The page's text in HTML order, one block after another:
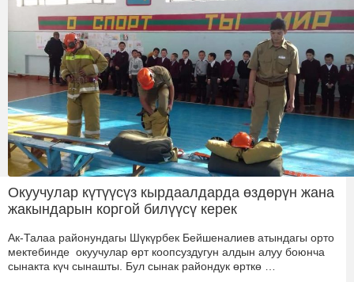
Окуучулар күтүүсүз кырдаалдарда өздөрүн жана
жакындарын коргой билүүсү керек
Ак-Талаа районундагы Шүкүрбек Бейшеналиев атындагы орто
мектебинде окуучулар өрт коопсуздугун алдын алуу боюнча
сынакта күч сынашты. Бул сынак райондук өрткө …